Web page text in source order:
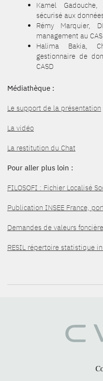
Kamel
sécurisé aux
Rémy Marquier,
management au
Halima Bakia,
gestionnaire de
CASD
Médiathèque :
Le support de la présentation
La vidéo
La restitution du Chat
Pour aller plus loin :
FILOSOFI : Fichier Localisé
Publication INSEE France,
Demandes de valeurs
RESIL répertoire statistique